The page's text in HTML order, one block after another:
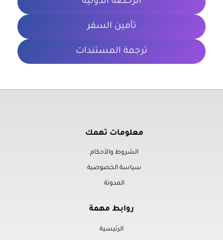
تأمين السفر
ترجمة المستندات
معلومات تهمك
الشروط والأحكام
سياسة الخصوصية
المدونة
روابط مهمة
الرئيسية